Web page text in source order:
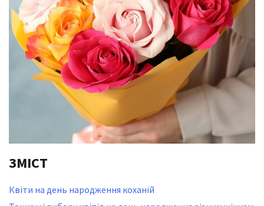
ЗМІСТ
Квіти на день народження коханій